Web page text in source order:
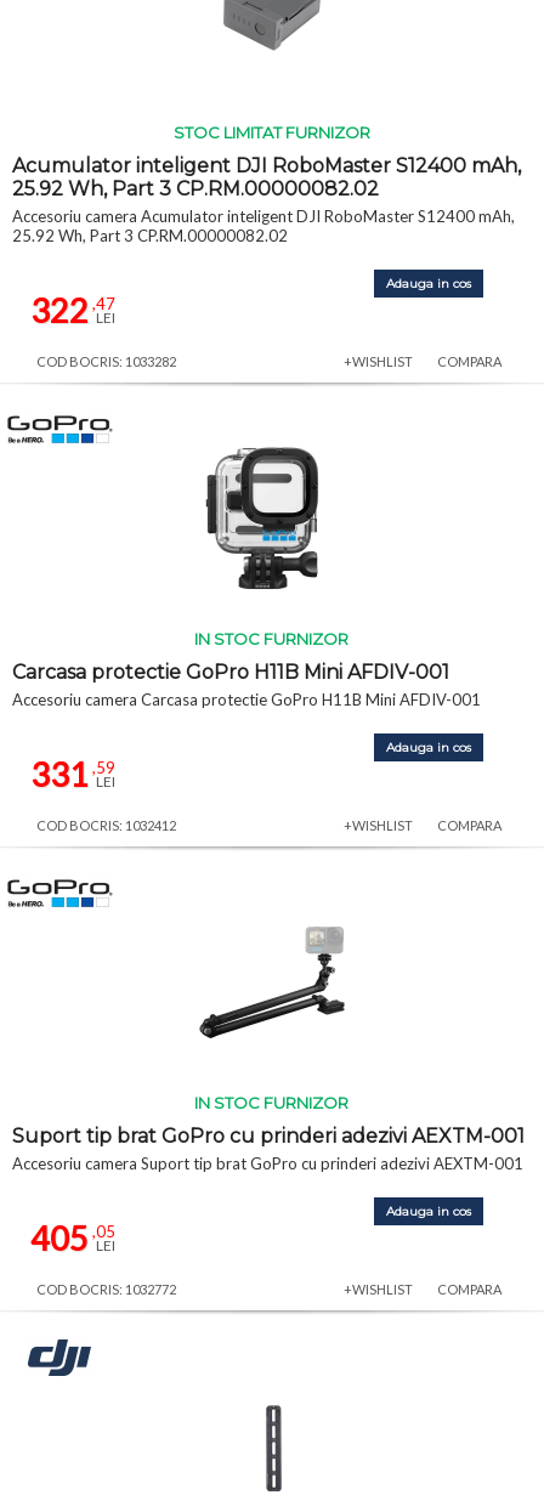
STOC LIMITAT FURNIZOR
Acumulator inteligent DJI RoboMaster S12400 mAh,
25.92 Wh, Part 3 CP.RM.00000082.02
Accesoriu camera Acumulator inteligent DJI RoboMaster S12400 mAh,
25.92 Wh, Part 3 CP.RM.00000082.02
322,47
LEI
Adauga in cos
COD BOCRIS: 1033282 +WISHLIST COMPARA
IN STOC FURNIZOR
Carcasa protectie GoPro H11B Mini AFDIV-001
Accesoriu camera Carcasa protectie GoPro H11B Mini AFDIV-001
331,59
LEI
Adauga in cos
COD BOCRIS: 1032412 +WISHLIST COMPARA
IN STOC FURNIZOR
Suport tip brat GoPro cu prinderi adezivi AEXTM-001
Accesoriu camera Suport tip brat GoPro cu prinderi adezivi AEXTM-001
405 ,05
LEI
Adauga in cos
COD BOCRIS: 1032772 +WISHLIST COMPARA